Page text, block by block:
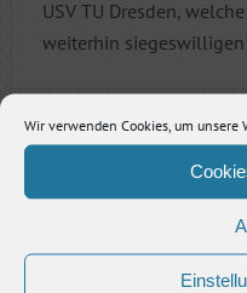
Wir verwenden Cookies, um unsere
USV TU Dresden,
weiterhin siegeswilligen